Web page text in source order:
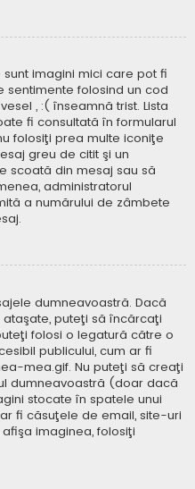
imagini mici care pot fi
sentimente folosind un cod
, :( înseamnă trist. Lista
fi consultată în formularul
folosiţi prea multe iconiţe
greu de citit şi un
scoată din mesaj sau să
administratorul
a numărului de zâmbete
dumneavoastră. Dacă
puteţi să încărcaţi
folosi o legatură către o
publicului, cum ar fi
mea.gif. Nu puteţi să creaţi
dumneavoastră (doar dacă
stocate în spatele unui
fi căsuţele de email, site-uri
imaginea, folosiţi